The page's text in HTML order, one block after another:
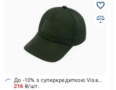
216 ₴/шт.
До -10% з суперкредиткою Visa Вигода